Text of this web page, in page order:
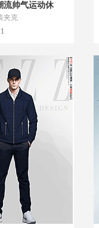
流帅气运动休
夹克
1